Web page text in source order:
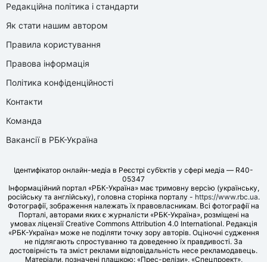
Редакційна політика і стандарти
Як стати нашим автором
Правила користування
Правова інформація
Політика конфіденційності
Контакти
Команда
Вакансії в РБК-Україна
Ідентифікатор онлайн-медіа в Реєстрі суб’єктів у сфері медіа — R40-
05347
Інформаційний портал «РБК-Україна» має тримовну версію (українську,
російську та англійську), головна сторінка порталу - https://www.rbc.ua.
Фотографії, зображення належать їх правовласникам. Всі фотографії на
Порталі, авторами яких є журналісти «РБК-Україна», розміщені на
умовах ліцензії Creative Commons Attribution 4.0 International. Редакція
«РБК-Україна» може не поділяти точку зору авторів. Оціночні судження
не підлягають спростуванню та доведенню їх правдивості. За
достовірність та зміст реклами відповідальність несе рекламодавець.
Матеріали, позначені плашкою: «Прес-релізи», «Спецпроект»,